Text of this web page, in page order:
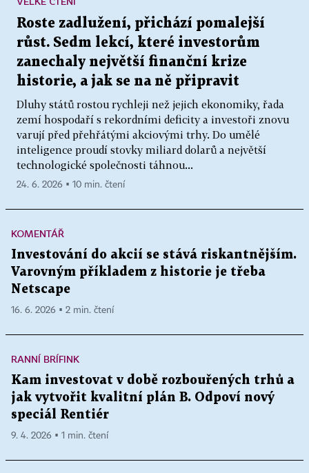
Roste zadlužení, přichází pomalejší
růst. Sedm lekcí, které investorům
zanechaly největší finanční krize
historie, a jak se na ně připravit
Dluhy států rostou rychleji než jejich ekonomiky, řada
zemí hospodaří s rekordními deficity a investoři znovu
varují před přehřátými akciovými trhy. Do umělé
inteligence proudí stovky miliard dolarů a největší
technologické společnosti táhnou...
24. 6. 2026 ▪ 10 min. čtení
KOMENTÁŘ
Investování do akcií se stává riskantnějším.
Varovným příkladem z historie je třeba
Netscape
16. 6. 2026 ▪ 2 min. čtení
RANNÍ BRÍFINK
Kam investovat v době rozbouřených trhů a
jak vytvořit kvalitní plán B. Odpoví nový
speciál Rentiér
9. 4. 2026 ▪ 1 min. čtení